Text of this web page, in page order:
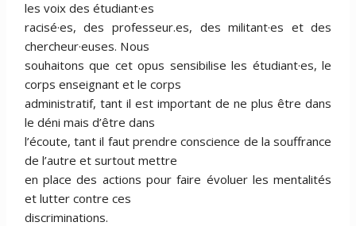
les voix des étudiant·es
racisé·es, des professeur.es, des militant·es et des
chercheur·euses. Nous
souhaitons que cet opus sensibilise les étudiant·es, le
corps enseignant et le corps
administratif, tant il est important de ne plus être dans
le déni mais d’être dans
l’écoute, tant il faut prendre conscience de la souffrance
de l’autre et surtout mettre
en place des actions pour faire évoluer les mentalités
et lutter contre ces
discriminations.